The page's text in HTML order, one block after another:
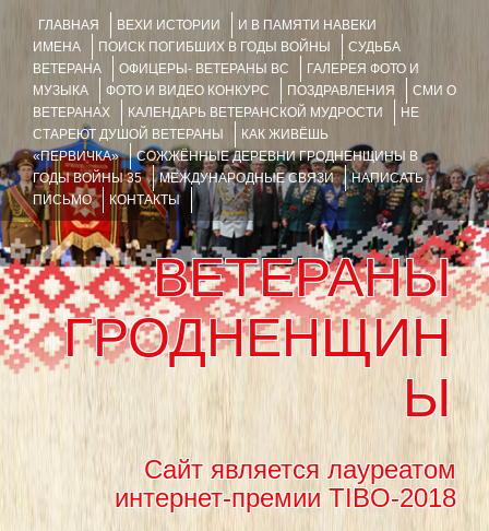
ГЛАВНАЯ ВЕХИ ИСТОРИИ
И В ПАМЯТИ НАВЕКИ
ИМЕНА
ПОИСК ПОГИБШИХ В ГОДЫ ВОЙНЫ
СУДЬБА
ВЕТЕРАНА
ОФИЦЕРЫ- ВЕТЕРАНЫ ВС
ГАЛЕРЕЯ ФОТО И
МУЗЫКА
ФОТО И ВИДЕО КОНКУРС ПОЗДРАВЛЕНИЯ
СМИ О
ВЕТЕРАНАХ
КАЛЕНДАРЬ ВЕТЕРАНСКОЙ МУДРОСТИ
НЕ
СТАРЕЮТ ДУШОЙ ВЕТЕРАНЫ
КАК ЖИВЁШЬ
«ПЕРВИЧКА»
СОЖЖЁННЫЕ ДЕРЕВНИ ГРОДНЕНЩИНЫ В
ГОДЫ ВОЙНЫ 35
МЕЖДУНАРОДНЫЕ СВЯЗИ
НАПИСАТЬ
ПИСЬМО
КОНТАКТЫ
ВЕТЕРАНЫ
ГРОДНЕНЩИН
Ы
Сайт является лауреатом
интернет-премии TIBO-2018